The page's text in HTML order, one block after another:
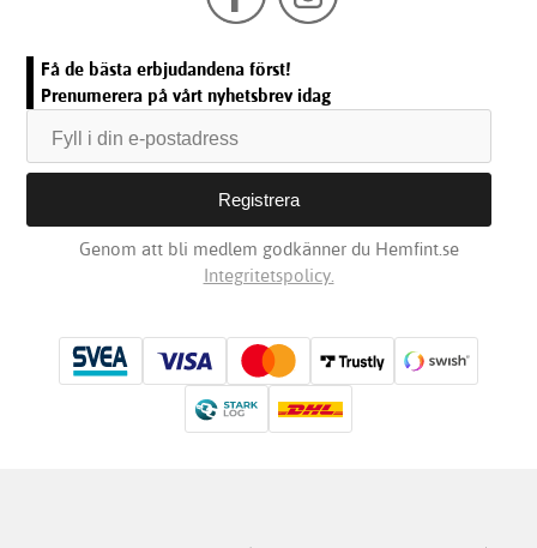
Få de bästa erbjudandena först!
Prenumerera på vårt nyhetsbrev idag
Genom att bli medlem godkänner du Hemfint.se
Integritetspolicy.